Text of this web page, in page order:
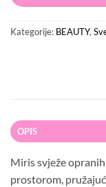
Kategorije: BEAUTY,
OPIS
Miris svježe
prostorom,